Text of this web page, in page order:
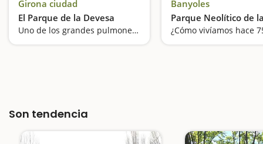
Girona ciudad
El Parque de la Devesa
Uno de los grandes pulmones verdes de Girona
Banyoles
Parque Neolítico de
Son tendencia